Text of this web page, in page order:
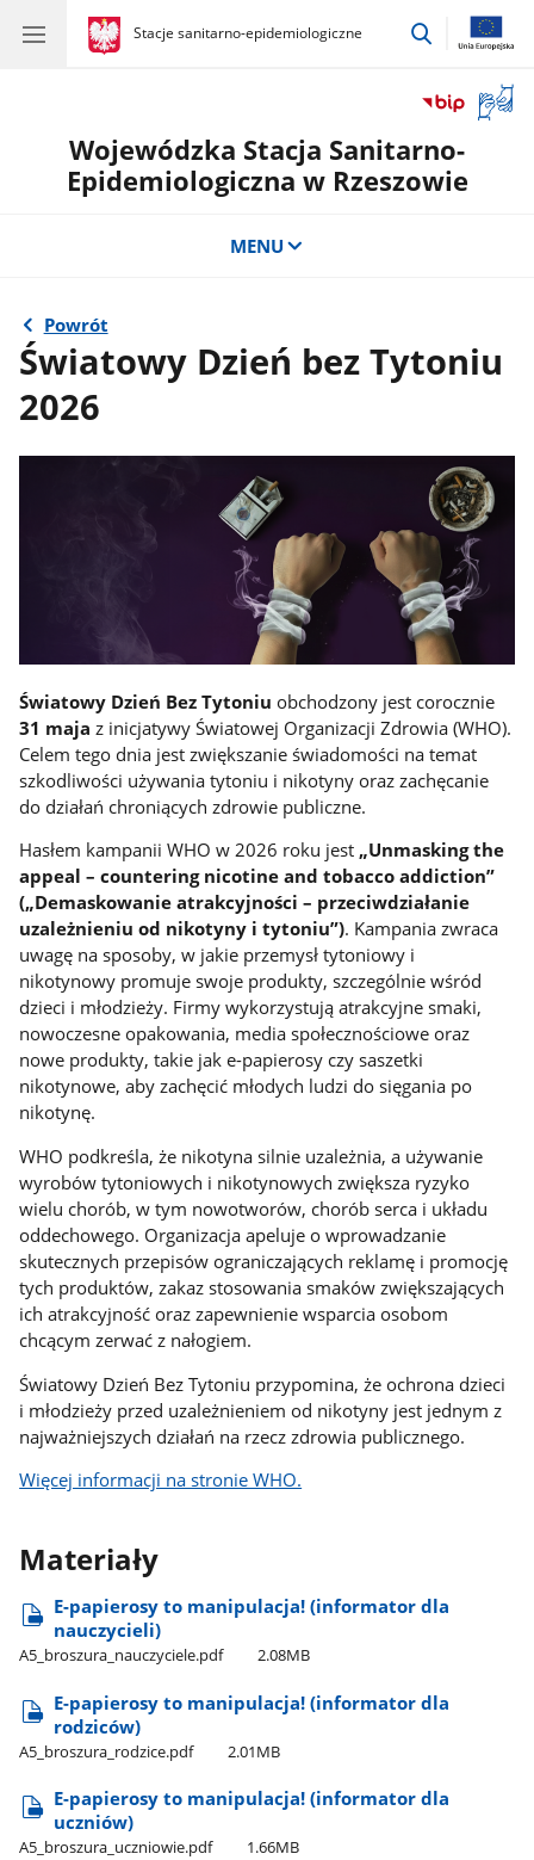
gov.pl
Stacje sanitarno-epidemiologiczne
gov.pl
Stacje
przejdź
okno
Wojewódzka Stacja Sanitarno-
Epidemiologiczna w Rzeszowie
MENU
Powrót
Światowy Dzień bez Tytoniu
2026
Światowy Dzień Bez Tytoniu obchodzony jest corocznie
31 maja z inicjatywy Światowej Organizacji Zdrowia (WHO).
Celem tego dnia jest zwiększanie świadomości na temat
szkodliwości używania tytoniu i nikotyny oraz zachęcanie
do działań chroniących zdrowie publiczne.
Hasłem kampanii WHO w 2026 roku jest „Unmasking the
appeal – countering nicotine and tobacco addiction”
(„Demaskowanie atrakcyjności – przeciwdziałanie
uzależnieniu od nikotyny i tytoniu”). Kampania zwraca
uwagę na sposoby, w jakie przemysł tytoniowy i
nikotynowy promuje swoje produkty, szczególnie wśród
dzieci i młodzieży. Firmy wykorzystują atrakcyjne smaki,
nowoczesne opakowania, media społecznościowe oraz
nowe produkty, takie jak e-papierosy czy saszetki
nikotynowe, aby zachęcić młodych ludzi do sięgania po
nikotynę.
WHO podkreśla, że nikotyna silnie uzależnia, a używanie
wyrobów tytoniowych i nikotynowych zwiększa ryzyko
wielu chorób, w tym nowotworów, chorób serca i układu
oddechowego. Organizacja apeluje o wprowadzanie
skutecznych przepisów ograniczających reklamę i promocję
tych produktów, zakaz stosowania smaków zwiększających
ich atrakcyjność oraz zapewnienie wsparcia osobom
chcącym zerwać z nałogiem.
Światowy Dzień Bez Tytoniu przypomina, że ochrona dzieci
i młodzieży przed uzależnieniem od nikotyny jest jednym z
najważniejszych działań na rzecz zdrowia publicznego.
Więcej informacji na stronie WHO.
Materiały
E-papierosy to manipulacja! (informator dla
nauczycieli)
A5​_broszura​_nauczyciele.pdf 2.08MB
E-papierosy to manipulacja! (informator dla
rodziców)
A5​_broszura​_rodzice.pdf 2.01MB
E-papierosy to manipulacja! (informator dla
uczniów)
A5​_broszura​_uczniowie.pdf 1.66MB